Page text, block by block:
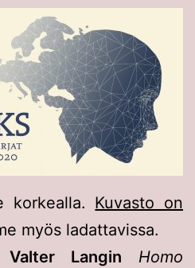
korkealla. Kuvasto on
myös ladattavissa.
Valter Langin
Homo